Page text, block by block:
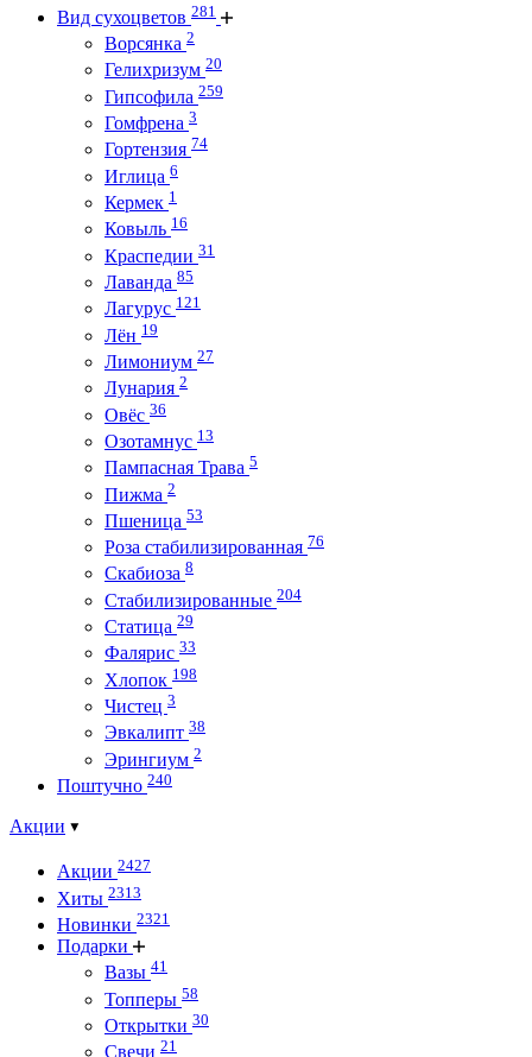
Вид сухоцветов 281
Ворсянка 2
Гелихризум 20
Гипсофила 259
Гомфрена 3
Гортензия 74
Иглица 6
Кермек 1
Ковыль 16
Краспедии 31
Лаванда 85
Лагурус 121
Лён 19
Лимониум 27
Лунария 2
Овёс 36
Озотамнус 13
Пампасная Трава 5
Пижма 2
Пшеница 53
Роза стабилизированная 76
Скабиоза 8
Стабилизированные 204
Статица 29
Фалярис 33
Хлопок 198
Чистец 3
Эвкалипт 38
Эрингиум 2
Поштучно 240
Акции
Акции 2427
Хиты 2313
Новинки 2321
Подарки
Вазы 41
Топперы 58
Открытки 30
Свечи 21